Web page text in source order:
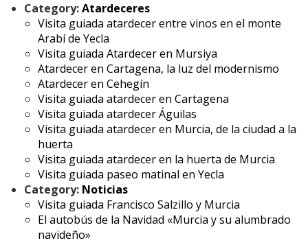
Category:Atardeceres
Visita guiada atardecer entre vinos en el monte
Arabí de Yecla
Visita guiada Atardecer en Mursiya
Atardecer en Cartagena, la luz del modernismo
Atardecer en Cehegín
Visita guiada atardecer en Cartagena
Visita guiada atardecer Águilas
Visita guiada atardecer en Murcia, de la ciudad a la
huerta
Visita guiada atardecer en la huerta de Murcia
Visita guiada paseo matinal en Yecla
Category: Noticias
Visita guiada Francisco Salzillo y Murcia
El autobús de la Navidad «Murcia y su alumbrado
navideño»